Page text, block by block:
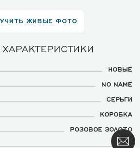
ЖИВЫЕ ФОТО
НОВЫЕ
NO NAME
СЕРЬГИ
КОРОБКА
РОЗОВОЕ ЗОЛОТО
750